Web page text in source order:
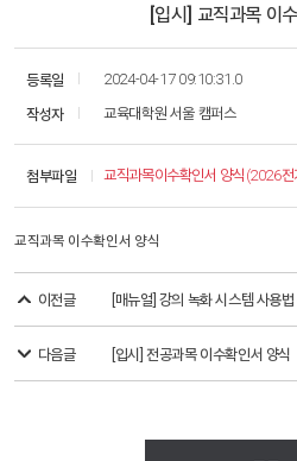
[입시] 교직과목 이
등록일
2024-04-17 09:10:31.0
작성자
교육대학원 서울 캠퍼스
첨부파일 교직과목이수확인서 양식(2026
교직과목 이수확인서 양식
이전글 [매뉴얼] 강의 녹화 시스템 사용
다음글 [입시] 전공과목 이수확인서 양식